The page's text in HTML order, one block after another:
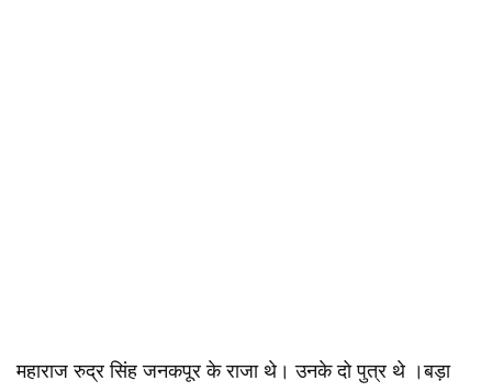
महाराज रुद्र सिंह जनकपूर के राजा थे। उनके दो पुत्र थे ।बड़ा